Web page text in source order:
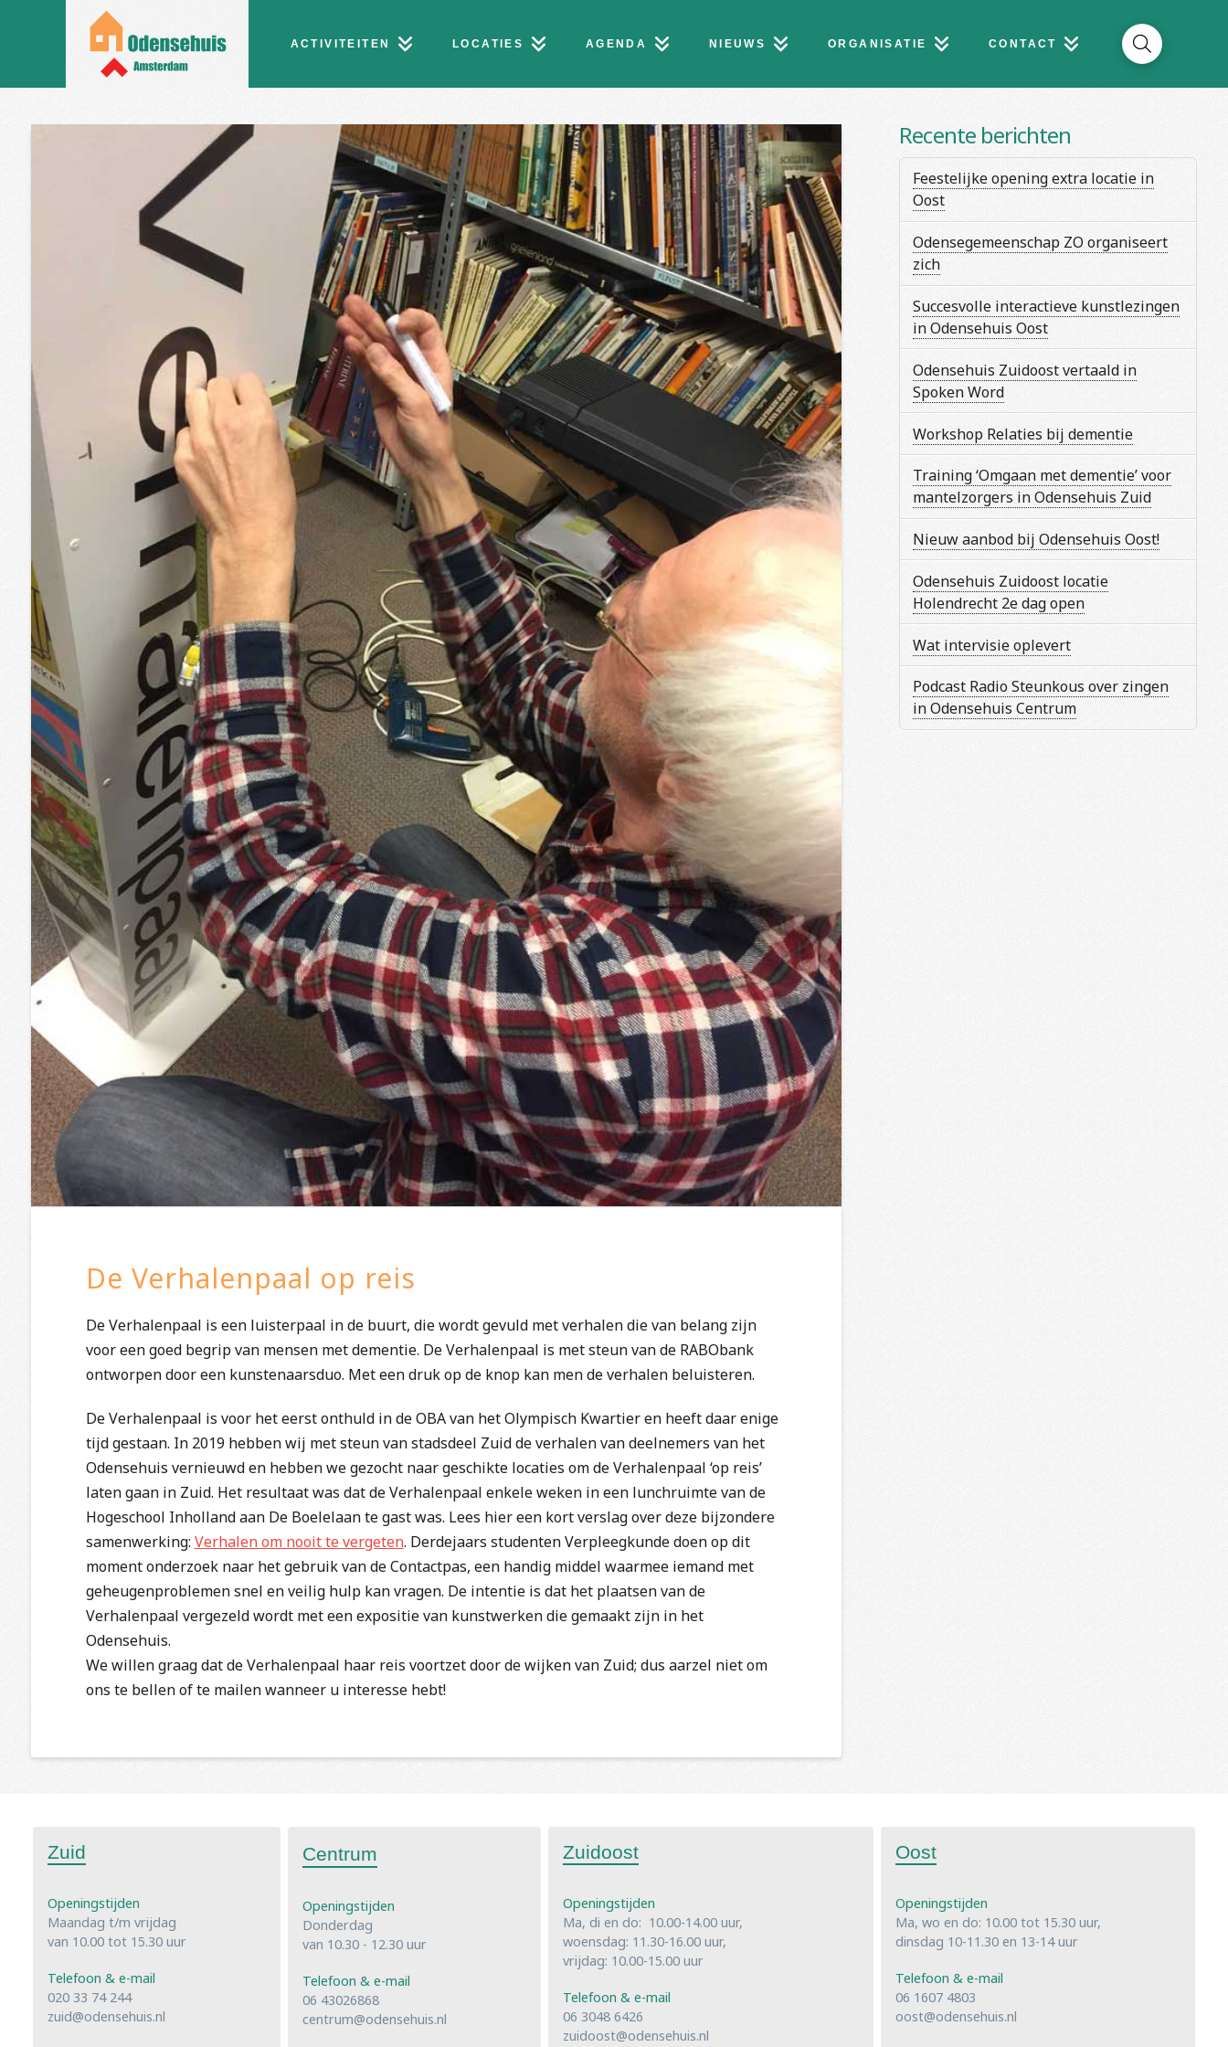
ACTIVITEITEN LOCATIES AGENDA NIEUWS ORGANISATIE CONTACT
De Verhalenpaal op reis
De Verhalenpaal is een luisterpaal in de buurt, die wordt gevuld met verhalen die van belang zijn
voor een goed begrip van mensen met dementie. De Verhalenpaal is met steun van de RABObank
ontworpen door een kunstenaarsduo. Met een druk op de knop kan men de verhalen beluisteren.
De Verhalenpaal is voor het eerst onthuld in de OBA van het Olympisch Kwartier en heeft daar enige
tijd gestaan. In 2019 hebben wij met steun van stadsdeel Zuid de verhalen van deelnemers van het
Odensehuis vernieuwd en hebben we gezocht naar geschikte locaties om de Verhalenpaal ‘op reis’
laten gaan in Zuid. Het resultaat was dat de Verhalenpaal enkele weken in een lunchruimte van de
Hogeschool Inholland aan De Boelelaan te gast was. Lees hier een kort verslag over deze bijzondere
samenwerking: Verhalen om nooit te vergeten. Derdejaars studenten Verpleegkunde doen op dit
moment onderzoek naar het gebruik van de Contactpas, een handig middel waarmee iemand met
geheugenproblemen snel en veilig hulp kan vragen. De intentie is dat het plaatsen van de
Verhalenpaal vergezeld wordt met een expositie van kunstwerken die gemaakt zijn in het
Odensehuis.
We willen graag dat de Verhalenpaal haar reis voortzet door de wijken van Zuid; dus aarzel niet om
ons te bellen of te mailen wanneer u interesse hebt!
Recente berichten
Feestelijke opening extra locatie in
Oost
Odensegemeenschap ZO organiseert
zich
Succesvolle interactieve kunstlezingen
in Odensehuis Oost
Odensehuis Zuidoost vertaald in
Spoken Word
Workshop Relaties bij dementie
Training ‘Omgaan met dementie’ voor
mantelzorgers in Odensehuis Zuid
Nieuw aanbod bij Odensehuis Oost!
Odensehuis Zuidoost locatie
Holendrecht 2e dag open
Wat intervisie oplevert
Podcast Radio Steunkous over zingen
in Odensehuis Centrum
Zuid
Openingstijden
Maandag t/m vrijdag
van 10.00 tot 15.30 uur
Telefoon & e-mail
020 33 74 244
zuid@odensehuis.nl
Centrum
Openingstijden
Donderdag
van 10.30 - 12.30 uur
Telefoon & e-mail
06 43026868
centrum@odensehuis.nl
Zuidoost
Openingstijden
Ma, di en do: 10.00-14.00 uur,
woensdag: 11.30-16.00 uur,
vrijdag: 10.00-15.00 uur
Telefoon & e-mail
06 3048 6426
zuidoost@odensehuis.nl
Oost
Openingstijden
Ma, wo en do: 10.00 tot 15.30 uur,
dinsdag 10-11.30 en 13-14 uur
Telefoon & e-mail
06 1607 4803
oost@odensehuis.nl